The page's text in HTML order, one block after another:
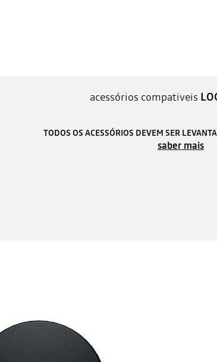
acessórios compativeis
TODOS OS ACESSÓRIOS DEVEM SER
saber mais